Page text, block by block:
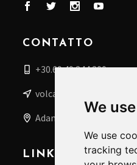
We
We use
tracking
CONTATTO
+30.69 49 244 200
volcanoboat@gmail.com
Adamas, Milos, Grecia
LINK UTILI